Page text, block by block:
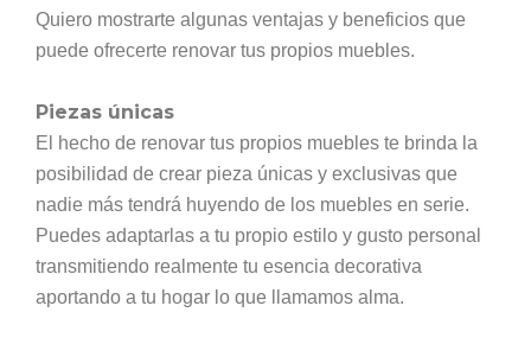
Quiero mostrarte algunas ventajas y beneficios que
puede ofrecerte renovar tus propios muebles.
Piezas únicas
El hecho de renovar tus propios muebles te brinda la
posibilidad de crear pieza únicas y exclusivas que
nadie más tendrá huyendo de los muebles en serie.
Puedes adaptarlas a tu propio estilo y gusto personal
transmitiendo realmente tu esencia decorativa
aportando a tu hogar lo que llamamos alma.